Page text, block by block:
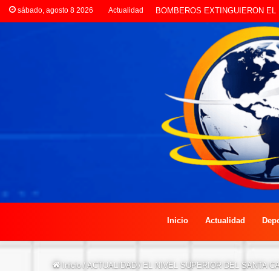
sábado, agosto 8 2026 Actualidad LA POLICÍA INVESTIGA ROBO
Inicio Actualidad
Inicio / ACTUALIDAD / EL NIVEL SUPERIOR DEL SANTA